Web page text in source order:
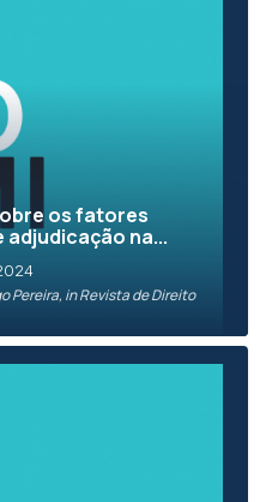
os fatores
na...
Pereira, in Revista de Direito